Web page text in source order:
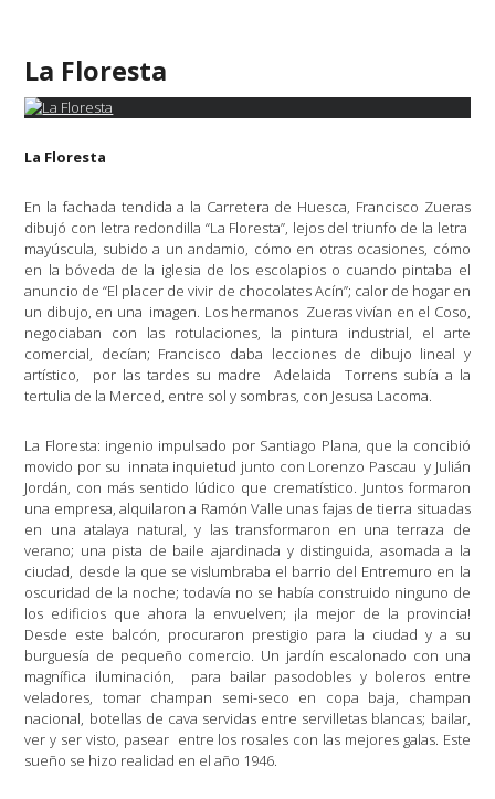
La Floresta
La Floresta
En la fachada tendida a la Carretera de Huesca, Francisco Zueras
dibujó con letra redondilla “La Floresta”, lejos del triunfo de la letra
mayúscula, subido a un andamio, cómo en otras ocasiones, cómo
en la bóveda de la iglesia de los escolapios o cuando pintaba el
anuncio de “El placer de vivir de chocolates Acín”; calor de hogar en
un dibujo, en una imagen. Los hermanos Zueras vivían en el Coso,
negociaban con las rotulaciones, la pintura industrial, el arte
comercial, decían; Francisco daba lecciones de dibujo lineal y
artístico,
por las tardes su madre Adelaida
Torrens subía a la
tertulia de la Merced, entre sol y sombras, con Jesusa Lacoma.
La Floresta: ingenio impulsado por Santiago Plana, que la concibió
movido por su innata inquietud junto con Lorenzo Pascau y Julián
Jordán, con más sentido lúdico que crematístico. Juntos formaron
una empresa, alquilaron a Ramón Valle unas fajas de tierra situadas
en una atalaya natural, y las transformaron en una terraza de
verano; una pista de baile ajardinada y distinguida, asomada a la
ciudad, desde la que se vislumbraba el barrio del Entremuro en la
oscuridad de la noche; todavía no se había construido ninguno de
los edificios que ahora la envuelven; ¡la mejor de la provincia!
Desde este balcón, procuraron prestigio para la ciudad y a su
burguesía de pequeño comercio. Un jardín escalonado con una
magnífica iluminación,
para bailar pasodobles y boleros entre
veladores, tomar champan semi-seco en copa baja, champan
nacional, botellas de cava servidas entre servilletas blancas; bailar,
ver y ser visto, pasear entre los rosales con las mejores galas. Este
sueño se hizo realidad en el año 1946.